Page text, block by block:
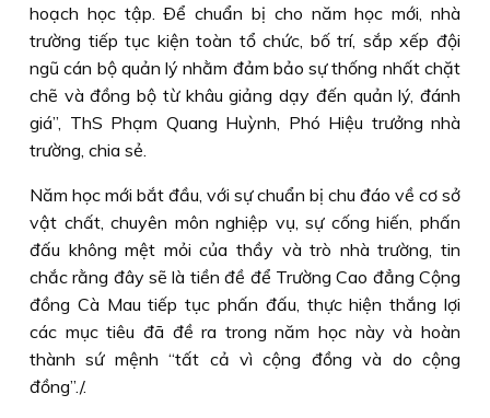
hoạch học tập. Ðể chuẩn bị cho năm học mới, nhà
trường tiếp tục kiện toàn tổ chức, bố trí, sắp xếp đội
ngũ cán bộ quản lý nhằm đảm bảo sự thống nhất chặt
chẽ và đồng bộ từ khâu giảng dạy đến quản lý, đánh
giá”, ThS Phạm Quang Huỳnh, Phó Hiệu trưởng nhà
trường, chia sẻ.
Năm học mới bắt đầu, với sự chuẩn bị chu đáo về cơ sở
vật chất, chuyên môn nghiệp vụ, sự cống hiến, phấn
đấu không mệt mỏi của thầy và trò nhà trường, tin
chắc rằng đây sẽ là tiền đề để Trường Cao đẳng Cộng
đồng Cà Mau tiếp tục phấn đấu, thực hiện thắng lợi
các mục tiêu đã đề ra trong năm học này và hoàn
thành sứ mệnh “tất cả vì cộng đồng và do cộng
đồng”./.